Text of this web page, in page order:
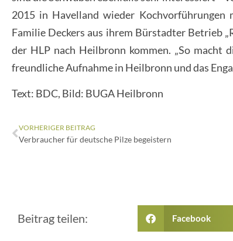
2015 in Havelland wieder
Familie Deckers aus ihrem Bürstadter Betrieb
der HLP nach Heilbronn kommen. „So macht
freundliche Aufnahme in Heilbronn und das
Text: BDC, Bild: BUGA Heilbronn
VORHERIGER BEITRAG
Verbraucher für deutsche Pilze begeistern
Beitrag teilen: Facebook